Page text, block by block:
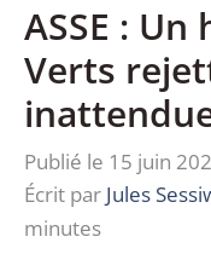
ASSE :
Verts
Publié le 15 juin
Écrit par Jules
minutes